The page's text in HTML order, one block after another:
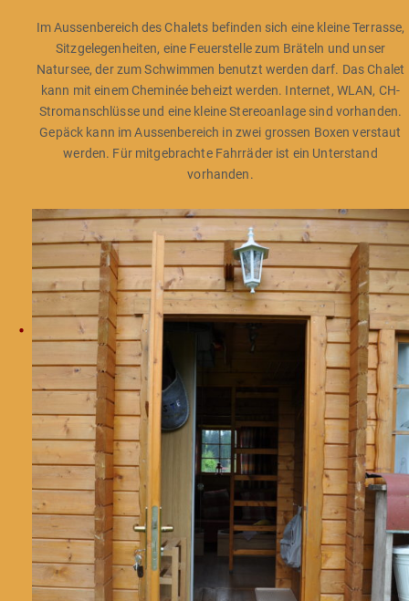
Im Aussenbereich des Chalets befinden sich eine kleine Terrasse,
Sitzgelegenheiten, eine Feuerstelle zum Bräteln und unser
Natursee, der zum Schwimmen benutzt werden darf. Das Chalet
kann mit einem Cheminée beheizt werden. Internet, WLAN, CH-
Stromanschlüsse und eine kleine Stereoanlage sind vorhanden.
Gepäck kann im Aussenbereich in zwei grossen Boxen verstaut
werden. Für mitgebrachte Fahrräder ist ein Unterstand
vorhanden.